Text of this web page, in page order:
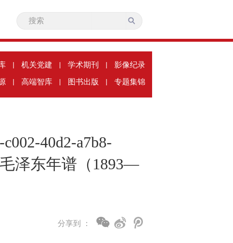
| 机关党建 | 学术期刊 | 影像纪录
| 高端智库 | 图书出版 | 专题集锦
40d2-a7b8-
毛泽东年谱（1893—
分享到 ：